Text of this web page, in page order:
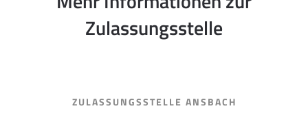
Zulassungsstelle
ZULASSUNGSSTELLE ANSBACH